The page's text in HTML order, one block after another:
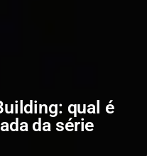
qual é
da série